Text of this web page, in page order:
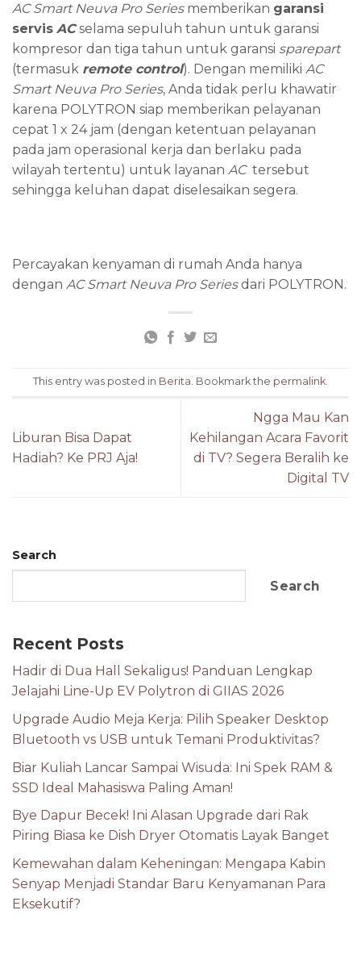
AC Smart Neuva Pro Seriesmemberikan garansi
servis ACselama sepuluh tahun untuk garansi
kompresor dan tiga tahun untuk garansi sparepart
(termasuk remote control). Dengan memiliki AC
Smart Neuva Pro Series, Anda tidak perlu khawatir
karena POLYTRON siap memberikan pelayanan
cepat 1 x 24 jam (dengan ketentuan pelayanan
pada jam operasional kerja dan berlaku pada
wilayah tertentu) untuk layanan ACtersebut
sehingga keluhan dapat diselesaikan segera.
Percayakan kenyaman di rumah Anda hanya
dengan AC Smart Neuva Pro Seriesdari POLYTRON.
This entry was posted in Berita . Bookmark the permalink
Liburan Bisa Dapat
Hadiah? Ke PRJ Aja!
Ngga Mau Kan
Kehilangan Acara Favorit
di TV? Segera Beralih ke
Digital TV
Search
Search
Recent Posts
Hadir di Dua Hall Sekaligus! Panduan Lengkap
Jelajahi Line-Up EV Polytron di GIIAS 2026
Upgrade Audio Meja Kerja: Pilih Speaker Desktop
Bluetooth vs USB untuk Temani Produktivitas?
Biar Kuliah Lancar Sampai Wisuda: Ini Spek RAM &
SSD Ideal Mahasiswa Paling Aman!
Bye Dapur Becek! Ini Alasan Upgrade dari Rak
Piring Biasa ke Dish Dryer Otomatis Layak Banget
Kemewahan dalam Keheningan: Mengapa Kabin
Senyap Menjadi Standar Baru Kenyamanan Para
Eksekutif?